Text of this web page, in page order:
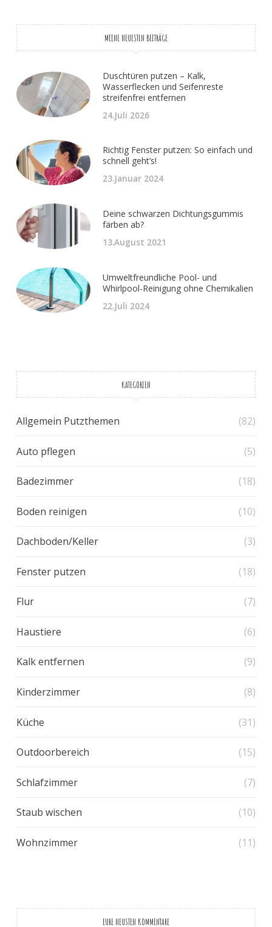
MEINE NEUESTEN BEITRÄGE
Duschtüren putzen – Kalk,
Wasserflecken und Seifenreste
streifenfrei entfernen
24.Juli 2026
Richtig Fenster putzen: So einfach und
schnell geht’s!
23.Januar 2024
Deine schwarzen Dichtungsgummis
färben ab?
13.August 2021
Umweltfreundliche Pool- und
Whirlpool-Reinigung ohne Chemikalien
22.Juli 2024
KATEGORIEN
Allgemein Putzthemen (82)
Auto pflegen (5)
Badezimmer (18)
Boden reinigen (10)
Dachboden/Keller (3)
Fenster putzen (18)
Flur (7)
Haustiere (6)
Kalk entfernen (9)
Kinderzimmer (8)
Küche (31)
Outdoorbereich (15)
Schlafzimmer (7)
Staub wischen (10)
Wohnzimmer (11)
EURE NEUSTEN KOMMENTARE